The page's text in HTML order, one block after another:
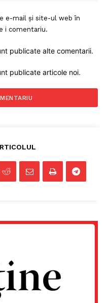
e-mail și site-ul web în
i comentariu.
publicate alte comentarii.
publicate articole noi.